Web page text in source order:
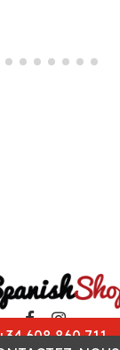
608 860 711